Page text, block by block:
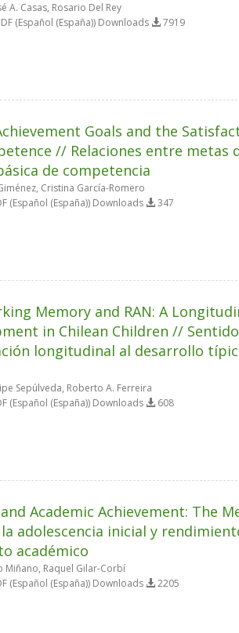
A. Casas, Rosario Del Rey
(Español (España)) Downloads 7919
Goals and the
// Relaciones entre metas
de competencia
Cristina García-Romero
(Español (España)) Downloads 347
Memory and RAN: A
in Chilean Children //
longitudinal al desarrollo
Sepúlveda, Roberto A. Ferreira
(Español (España)) Downloads 608
Academic Achievement: The
adolescencia inicial y
académico
Miñano, Raquel Gilar-Corbí
(Español (España)) Downloads 2205